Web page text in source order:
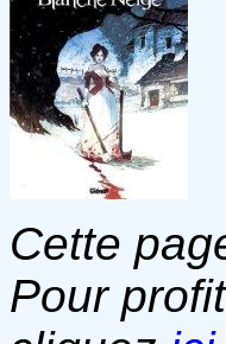
Cette
Pour